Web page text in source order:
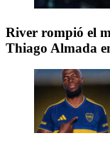
River rompió el
Thiago Almada